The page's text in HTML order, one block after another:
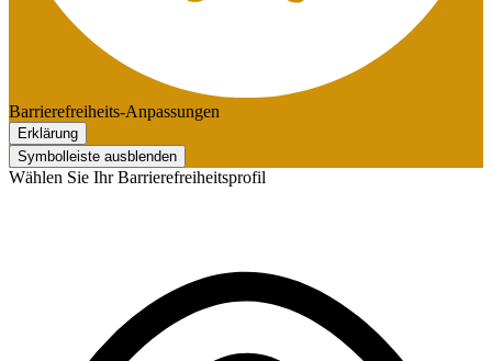
Barrierefreiheits-Anpassungen
Erklärung
Symbolleiste ausblenden
Wählen Sie Ihr Barrierefreiheitsprofil